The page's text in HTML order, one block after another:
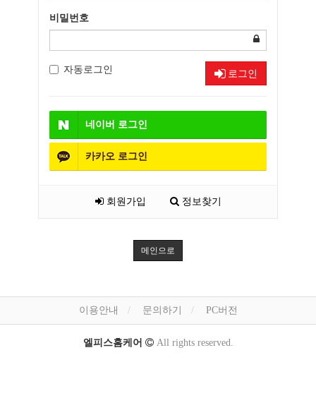
비밀번호
자동로그인 로그인
네이버 로그인
카카오 로그인
회원가입 정보찾기
메인으로
이용안내 문의하기 PC버전
엘피스홈케어 All rights reserved.